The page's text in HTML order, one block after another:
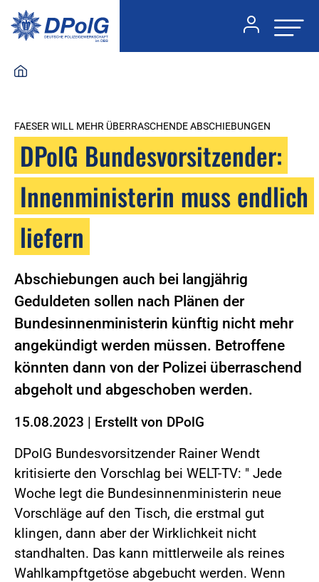
FAESER WILL MEHR ÜBERRASCHENDE ABSCHIEBUNGEN
DPolG Bundesvorsitzender:
Innenministerin muss endlich
liefern
Abschiebungen auch bei langjährig
Geduldeten sollen nach Plänen der
Bundesinnenministerin künftig nicht mehr
angekündigt werden müssen. Betroffene
könnten dann von der Polizei überraschend
abgeholt und abgeschoben werden.
15.08.2023 | Erstellt von DPolG
DPolG Bundesvorsitzender Rainer Wendt
kritisierte den Vorschlag bei WELT-TV: " Jede
Woche legt die Bundesinnenministerin neue
Vorschläge auf den Tisch, die erstmal gut
klingen, dann aber der Wirklichkeit nicht
standhalten. Das kann mittlerweile als reines
Wahlkampftgetöse abgebucht werden. Wenn